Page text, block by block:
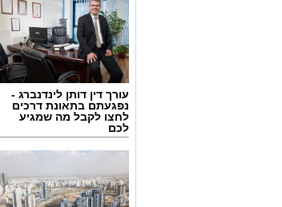
עורך דין דותן לינדנברג -
נפגעתם בתאונת דרכים
לחצו לקבל מה שמגיע
לכם